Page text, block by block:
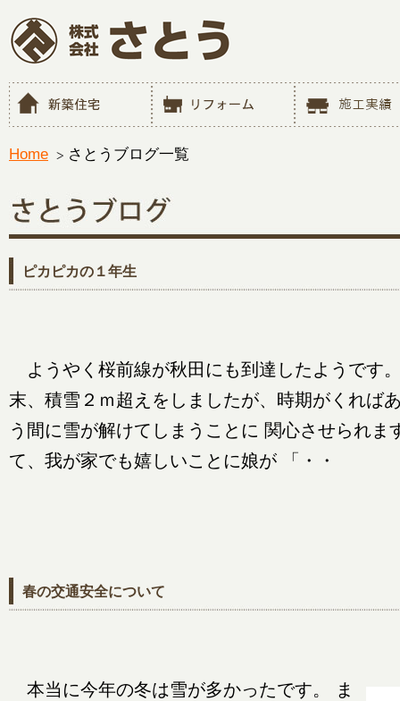
Home さとうブログ一覧
ピカピカの１年生
ようやく桜前線が秋田にも到達したようです
末、積雪２ｍ超えをしましたが、時期がくれば
う間に雪が解けてしまうことに 関心させ
て、我が家でも嬉しいことに娘が 「・・
春の交通安全について
本当に今年の冬は雪が多かったです。 ま